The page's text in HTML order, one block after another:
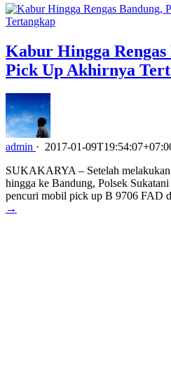
Kabur Hingga
Pick Up Akhirnya
admin · 2017-01-
SUKAKARYA – Setelah
hingga ke Bandung, Polsek
pencuri mobil pick up B 9706 FAD
→